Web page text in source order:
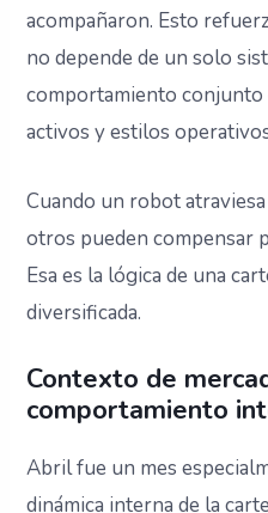
acompañaron. Esto
no depende de un solo
comportamiento conjunto
activos y estilos
Cuando un robot
otros pueden compensar
Esa es la lógica de una
diversificada.
Contexto de
comportamiento
Abril fue un mes
dinámica interna de la